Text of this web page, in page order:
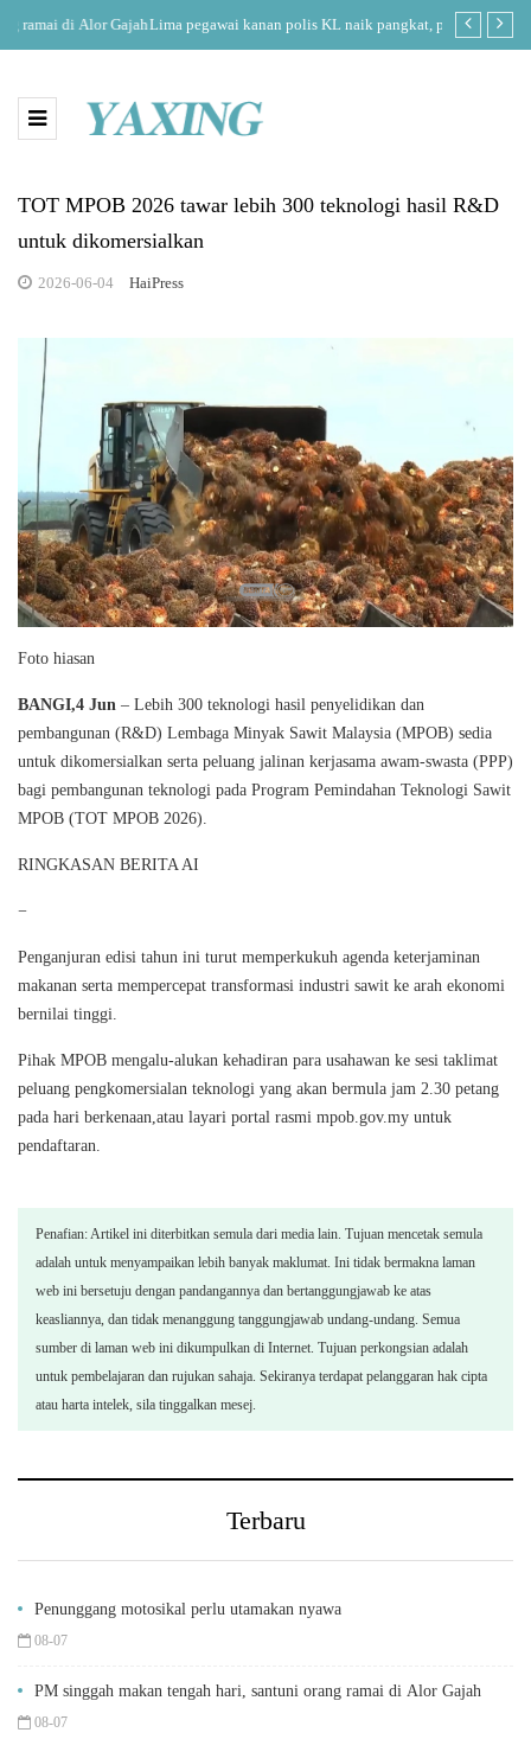
GajahLima pegawai kanan polis KL naik pangkat, perkukuh
kepimpinan pasukan
PolyCC
TOT MPOB 2026 tawar lebih 300 teknologi hasil R&D
untuk dikomersialkan
2026-06-04 HaiPress
Foto hiasan
BANGI,4 Jun – Lebih 300 teknologi hasil penyelidikan dan
pembangunan (R&D) Lembaga Minyak Sawit Malaysia (MPOB) sedia
untuk dikomersialkan serta peluang jalinan kerjasama awam-swasta (PPP)
bagi pembangunan teknologi pada Program Pemindahan Teknologi Sawit
MPOB (TOT MPOB 2026).
RINGKASAN BERITA AI
−
Penganjuran edisi tahun ini turut memperkukuh agenda keterjaminan
makanan serta mempercepat transformasi industri sawit ke arah ekonomi
bernilai tinggi.
Pihak MPOB mengalu-alukan kehadiran para usahawan ke sesi taklimat
peluang pengkomersialan teknologi yang akan bermula jam 2.30 petang
pada hari berkenaan,atau layari portal rasmi mpob.gov.my untuk
pendaftaran.
Penafian: Artikel ini diterbitkan semula dari media lain. Tujuan mencetak semula
adalah untuk menyampaikan lebih banyak maklumat. Ini tidak bermakna laman
web ini bersetuju dengan pandangannya dan bertanggungjawab ke atas
keasliannya, dan tidak menanggung tanggungjawab undang-undang. Semua
sumber di laman web ini dikumpulkan di Internet. Tujuan perkongsian adalah
untuk pembelajaran dan rujukan sahaja. Sekiranya terdapat pelanggaran hak cipta
atau harta intelek, sila tinggalkan mesej.
Terbaru
Penunggang motosikal perlu utamakan nyawa
08-07
PM singgah makan tengah hari, santuni orang ramai di Alor Gajah
08-07